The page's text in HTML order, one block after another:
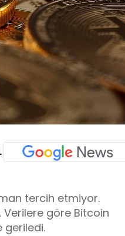
tercih etmiyor.
Verilere göre Bitcoin
geriledi.